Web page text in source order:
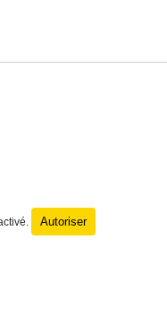
Autoriser